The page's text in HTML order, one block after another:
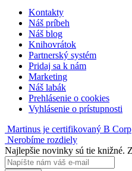
Kontakty
Náš príbeh
Náš blog
Knihovrátok
Partnerský systém
Pridaj sa k nám
Marketing
Náš labák
Prehlásenie o cookies
Vyhlásenie o prístupnosti
Martinus je certifikovaný B Corp
Nerobíme rozdiely
Najlepšie novinky sú tie knižné.